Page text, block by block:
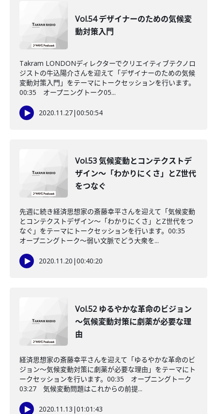
Vol.54 デザイナーのための気候変
動対策入門
Takram LONDONディレクターでクリエイティブテクノロ
ジストの牛込陽介さんを迎えて「デザイナーのための気候
変動対策入門」をテーマにトークセッションを行います。
00:35 オープニングトーク05...
2020.11.27|00:50:54
Vol.53 気候変動とコンテクストデ
ザイン～「わかりにくさ」とZ世代
をつなぐ
先週に続き経済思想家の斎藤幸平さんを迎えて「気候変動
とコンテクストデザイン～「わかりにくさ」とZ世代をつ
なぐ」をテーマにトークセッションを行います。00:35
オープニングトーク～弱い文脈でどう大衆を...
2020.11.20 |00:40:20
Vol.52 ゆるやかな革命のビジョン
～気候変動対策に劇薬が必要な理
由
経済思想家の斎藤幸平さんを迎えて「ゆるやかな革命のビ
ジョン～気候変動対策に劇薬が必要な理由」をテーマにト
ークセッションを行います。00:35 オープニングトーク
03:27 気候変動問題はこれからの前提...
2020.11.13 |01:01:43